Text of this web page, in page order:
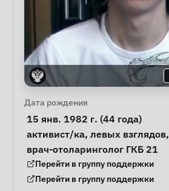
Личная информация
Дата рождения
15 янв. 1982 г. (44 года)
Особые обстоятельства
активист/ка, левых взглядов,
Примечания
врач-отоларинголог ГКБ 21
Группа поддержки
Перейти в группу поддержки
Группа поддержки
Перейти в группу поддержки